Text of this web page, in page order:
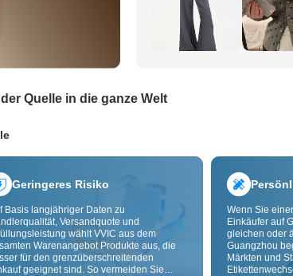
Quelle in die ganze Welt
Geringeres Risiko
Basis langjähriger Daten zu
Versandquote und
wählt VVIC aus dem
Warenangebot Produkte aus, die
für den grenzüberschreitenden
geeignet sind. So vermeiden Sie
Wenn Sie
Einkäufer auf
gleichen oder
Guangzhou
Märkten und